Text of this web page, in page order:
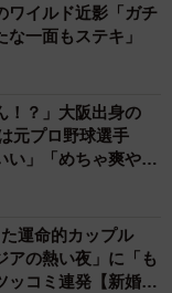
ワイルド近影「ガチ
一面もステキ」
！？」大阪出身の
元プロ野球選手
い」「めちゃ爽や
運命的カップル
アの熱い夜」に「も
ッコミ連発【新婚さ